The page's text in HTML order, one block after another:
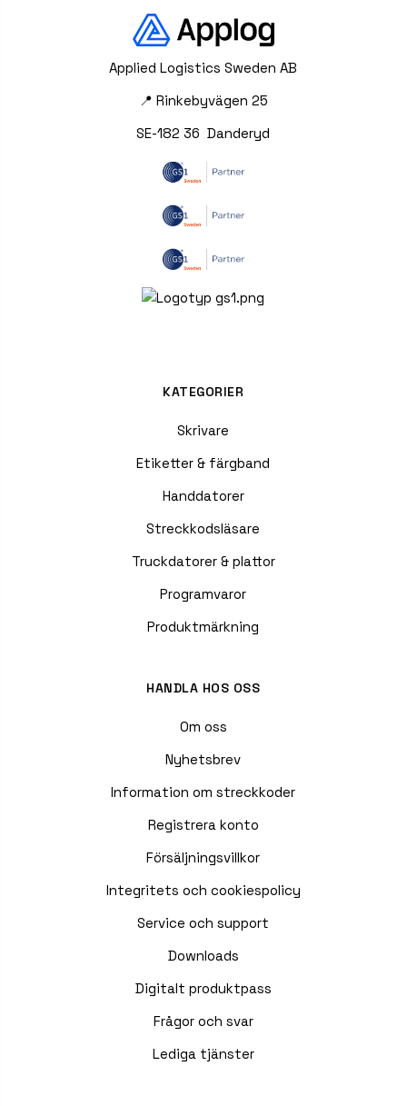
Applied Logistics Sweden AB
📍 Rinkebyvägen 25
SE-182 36 Danderyd
KATEGORIER
Skrivare
Etiketter & färgband
Handdatorer
Streckkodsläsare
Truckdatorer & plattor
Programvaror
Produktmärkning
HANDLA HOS OSS
Om oss
Nyhetsbrev
Information om streckkoder
Registrera konto
Försäljningsvillkor
Integritets och cookiespolicy
Service och support
Downloads
Digitalt produktpass
Frågor och svar
Lediga tjänster